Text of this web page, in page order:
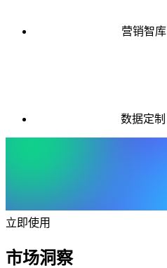
营销智库
数据定制
立即使用
市场洞察